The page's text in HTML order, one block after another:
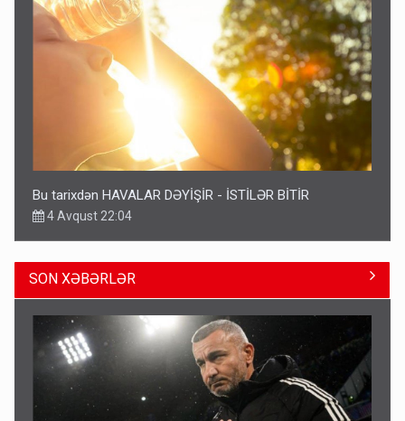
Bu tarixdən HAVALAR DƏYİŞİR - İSTİLƏR BİTİR
4 Avqust 22:04
SON XƏBƏRLƏR